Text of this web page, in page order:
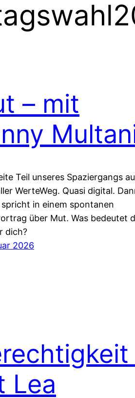
– mit
Teil unseres Spaziergangs
WerteWeg. Quasi digital.
in einem spontanen
über Mut. Was bedeutet
dich?
2026
Lea